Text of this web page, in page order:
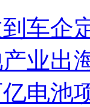
车企
业出
电池